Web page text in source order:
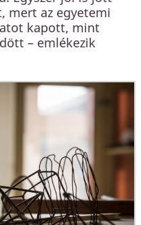
mert az egyetemi
kapott, mint
– emlékezik